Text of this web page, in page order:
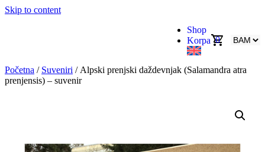
Skip to content
Shop
Korpa 0
Početna / Suveniri / Alpski prenjski daždevnjak (Salamandra atra
prenjensis) – suvenir